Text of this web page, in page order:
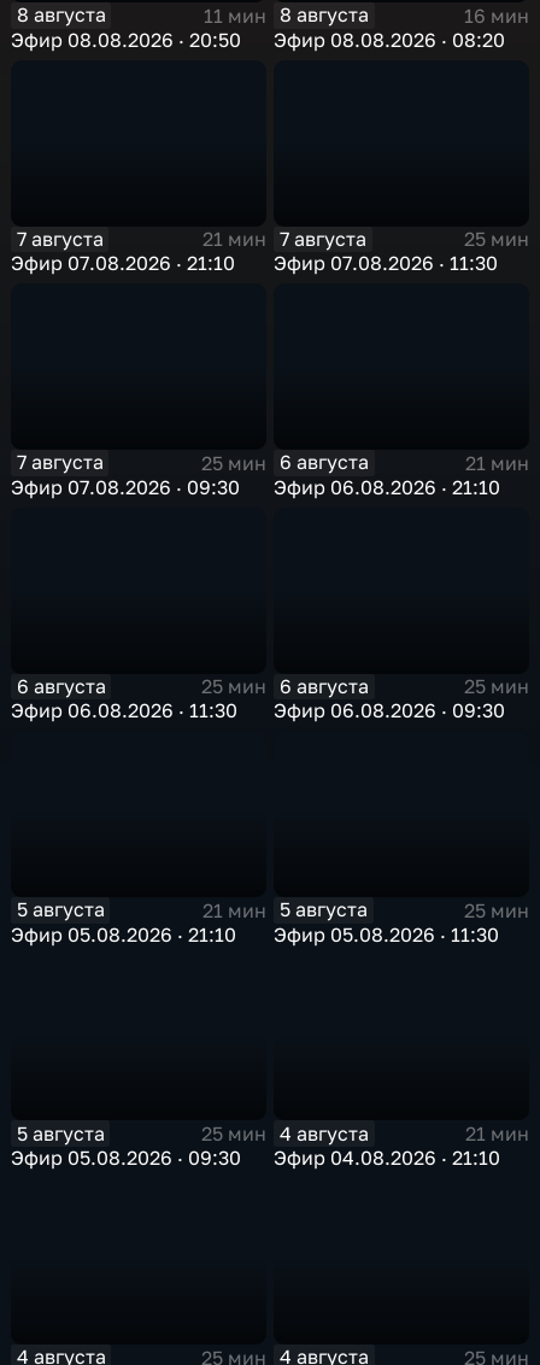
8 августа
11 мин
Эфир 08.08.2026 · 20:50
8 августа
16 мин
Эфир 08.08.2026 · 08:20
7 августа
21 мин
Эфир 07.08.2026 · 21:10
7 августа
25 мин
Эфир 07.08.2026 · 11:30
7 августа
25 мин
Эфир 07.08.2026 · 09:30
6 августа
21 мин
Эфир 06.08.2026 · 21:10
6 августа
25 мин
Эфир 06.08.2026 · 11:30
6 августа
25 мин
Эфир 06.08.2026 · 09:30
5 августа
21 мин
Эфир 05.08.2026 · 21:10
5 августа
25 мин
Эфир 05.08.2026 · 11:30
5 августа
25 мин
Эфир 05.08.2026 · 09:30
4 августа
21 мин
Эфир 04.08.2026 · 21:10
4 августа 25 мин 4 августа 25 мин